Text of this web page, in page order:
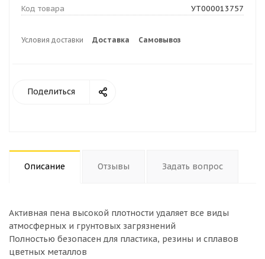
Код товара
УТ000013757
Условия доставки Доставка Самовывоз
Поделиться
Описание Отзывы Задать вопрос
Активная пена высокой плотности удаляет все виды
атмосферных и грунтовых загрязнений
Полностью безопасен для пластика, резины и сплавов
цветных металлов